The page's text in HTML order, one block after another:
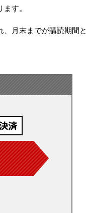
す。
月末までが購読期間と